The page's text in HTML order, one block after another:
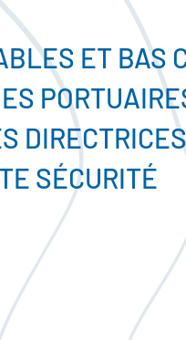
ET BAS
SÉCURITÉ